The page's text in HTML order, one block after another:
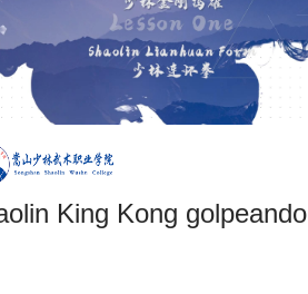
King Kong golpeando